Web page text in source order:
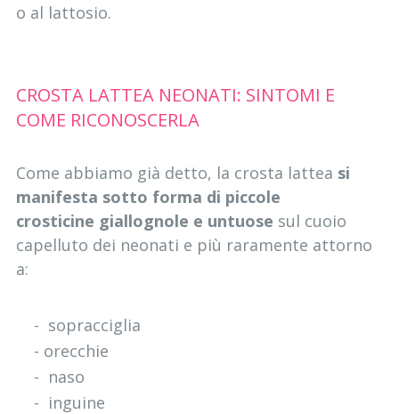
o al lattosio.
CROSTA LATTEA NEONATI: SINTOMI E
COME RICONOSCERLA
Come abbiamo già detto, la crosta lattea si
manifesta sotto forma di piccole
crosticine giallognole e untuose sul cuoio
capelluto dei neonati e più raramente attorno
a:
- sopracciglia
- orecchie
- naso
- inguine